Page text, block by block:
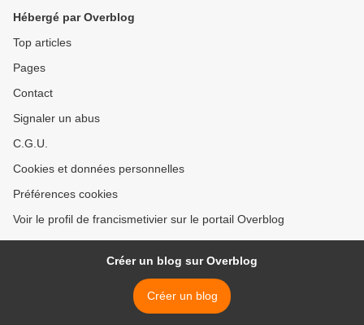
Hébergé par Overblog
Top articles
Pages
Contact
Signaler un abus
C.G.U.
Cookies et données personnelles
Préférences cookies
Voir le profil de francismetivier sur le portail Overblog
Créer un blog sur Overblog
Créer un blog